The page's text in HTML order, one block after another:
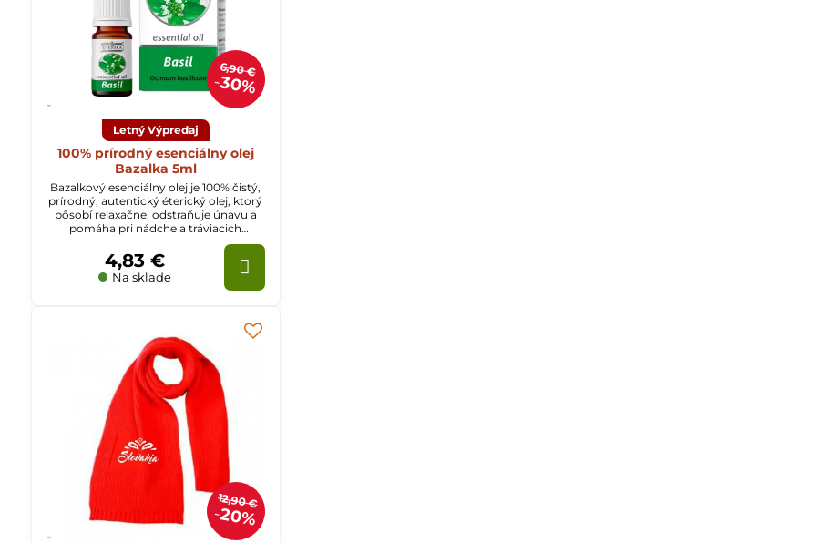
6,90 €
30%
Letný Výpredaj
100% prírodný esenciálny olej
Bazalka 5ml
Bazalkový esenciálny olej je 100% čistý,
prírodný, autentický éterický olej, ktorý
pôsobí relaxačne, odstraňuje únavu a
pomáha pri nádche a tráviacich
Na sklade
4,83 €
12,90 €
20%